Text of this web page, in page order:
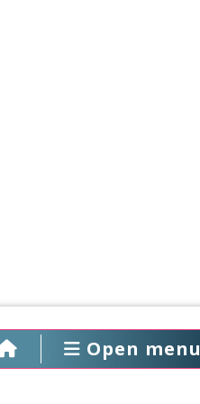
Open menu